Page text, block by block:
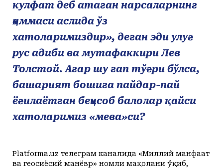
кулфат деб атаган нарсаларнинг
ҳаммаси аслида ўз
хатоларимиздир», деган эди улуғ
рус адиби ва мутафаккири Лев
Толстой. Агар шу гап тўғри бўлса,
башарият бошига пайдар-пай
ёғилаётган беҳисоб балолар қайси
хатоларимиз «мева»си?
Platforma.uz телеграм каналида «Миллий манфаат
ва геосиёсий манёвр» номли мақолани ўқиб,